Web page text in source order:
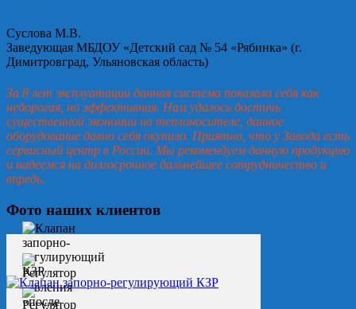
Суслова М.В.
Заведующая МБДОУ «Детский сад № 54 «Рябинка» (г.
Димитровград, Ульяновская область)
За 8 лет эксплуатации данная система показала себя как
недорогая, но эффективная. Нам удалось достичь
существенной экономии на теплоносителе, данное
оборудование давно себя окупило. Приятно, что у Завода есть
сервисный центр в России. Мы рекомендуем данную продукцию
и надеемся на долгосрочное дальнейшее сотрудничество и
впредь.
Фото наших клиентов